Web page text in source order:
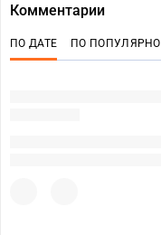
Комментарии
ПО ДАТЕ ПО